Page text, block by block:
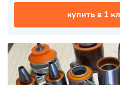
купить в 1